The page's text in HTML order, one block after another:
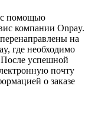
с помощью
компании Onpay.
на
где необходимо
После успешной
почту
о заказе